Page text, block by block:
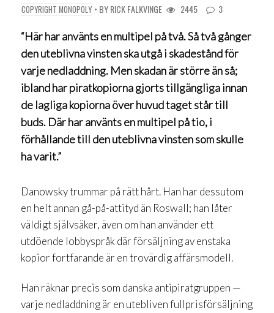
COPYRIGHT MONOPOLY • BYRICK FALKVINGE 2445 3
“Här har använts en multipel på två. Så två gånger
den uteblivna vinsten ska utgå i skadestånd för
varje nedladdning. Men skadan är större än så;
ibland har piratkopiorna gjorts tillgängliga innan
de lagliga kopiorna över huvud taget står till
buds. Där har använts en multipel på tio, i
förhållande till den uteblivna vinsten som skulle
ha varit.”
Danowsky trummar på rätt hårt. Han har dessutom
en helt annan gå-på-attityd än Roswall; han låter
väldigt självsäker, även om han använder ett
utdöende lobbyspråk där försäljning av enstaka
kopior fortfarande är en trovärdig affärsmodell.
Han räknar precis som danska antipiratgruppen —
varje nedladdning är en utebliven fullprisförsäljning